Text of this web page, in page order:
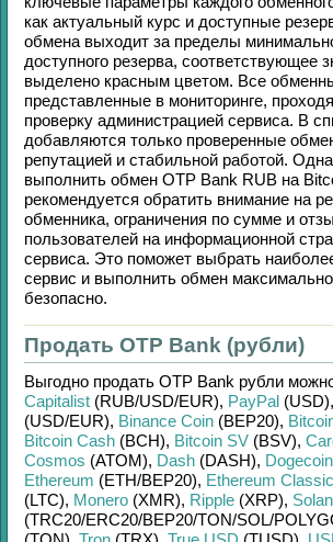
как актуальный курс и доступные
обмена выходит за пределы
доступного резерва, соответствующее
выделено красным цветом. Все
представленные в мониторинге,
проверку администрацией сервиса. В
добавляются только проверенные
репутацией и стабильной работой.
выполнить обмен OTP Bank RUB на
рекомендуется обратить внимание на
обменника, ограничения по сумме и
пользователей на информационной
сервиса. Это поможет выбрать
сервис и выполнить обмен
безопасно.
Продать OTP Bank (рубли)
Выгодно продать OTP Bank рубли
Capitalist (RUB/USD/EUR), PayPal (USD),
(USD/EUR), Binance Coin (BEP20),
Bitcoin Cash (BCH), Bitcoin SV (BSV),
Cosmos (ATOM), Dash (DASH), Dogecoin
Ethereum (ETH/BEP20), Ethereum Classic
(LTC), Monero (XMR), Ripple (XRP),
(TRC20/ERC20/BEP20/TON/SOL/